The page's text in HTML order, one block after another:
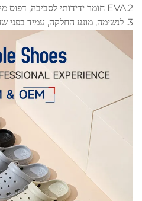
2.EVA חומר ידידותי לסביבה, דפוס מקשה אחת
3. לנשימה, מונע החלקה, עמיד בפני שחיקה